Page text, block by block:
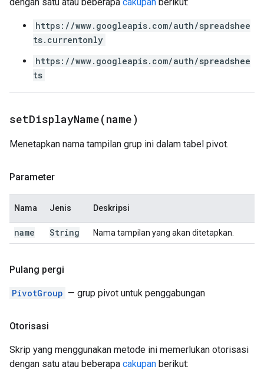
https://www.googleapis.com/auth/spreadshee
ts.currentonly
https://www.googleapis.com/auth/spreadshee
ts
setDisplayName(name)
Menetapkan nama tampilan grup ini dalam tabel pivot.
Parameter
Nama Jenis Deskripsi
name String Nama tampilan yang akan ditetapkan.
Pulang pergi
PivotGroup — grup pivot untuk penggabungan
Otorisasi
Skrip yang menggunakan metode ini memerlukan otorisasi
dengan satu atau beberapa cakupan berikut: